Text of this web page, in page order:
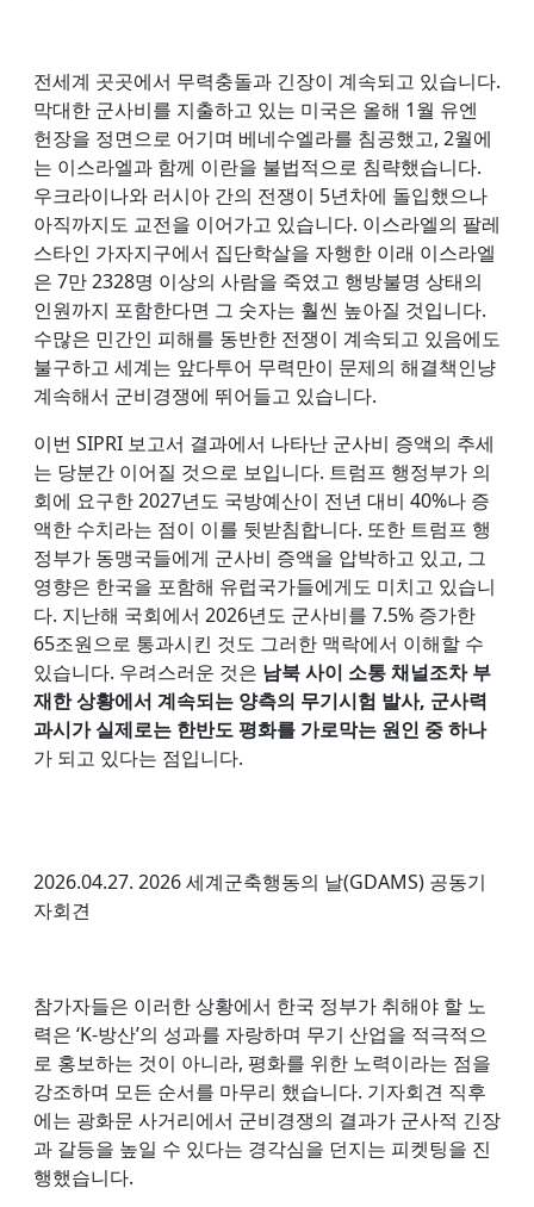
전세계 곳곳에서 무력충돌과 긴장이 계속되고 있습니다.
막대한 군사비를 지출하고 있는 미국은 올해 1월 유엔
헌장을 정면으로 어기며 베네수엘라를 침공했고, 2월에
는 이스라엘과 함께 이란을 불법적으로 침략했습니다.
우크라이나와 러시아 간의 전쟁이 5년차에 돌입했으나
아직까지도 교전을 이어가고 있습니다. 이스라엘의 팔레
스타인 가자지구에서 집단학살을 자행한 이래 이스라엘
은 7만 2328명 이상의 사람을 죽였고 행방불명 상태의
인원까지 포함한다면 그 숫자는 훨씬 높아질 것입니다.
수많은 민간인 피해를 동반한 전쟁이 계속되고 있음에도
불구하고 세계는 앞다투어 무력만이 문제의 해결책인냥
계속해서 군비경쟁에 뛰어들고 있습니다.
이번 SIPRI 보고서 결과에서 나타난 군사비 증액의 추세
는 당분간 이어질 것으로 보입니다. 트럼프 행정부가 의
회에 요구한 2027년도 국방예산이 전년 대비 40%나 증
액한 수치라는 점이 이를 뒷받침합니다. 또한 트럼프 행
정부가 동맹국들에게 군사비 증액을 압박하고 있고, 그
영향은 한국을 포함해 유럽국가들에게도 미치고 있습니
다. 지난해 국회에서 2026년도 군사비를 7.5% 증가한
65조원으로 통과시킨 것도 그러한 맥락에서 이해할 수
있습니다. 우려스러운 것은 남북 사이 소통 채널조차 부
재한 상황에서 계속되는 양측의 무기시험 발사, 군사력
과시가 실제로는 한반도 평화를 가로막는 원인 중 하나
가 되고 있다는 점입니다.
2026.04.27. 2026 세계군축행동의 날(GDAMS) 공동기
자회견
참가자들은 이러한 상황에서 한국 정부가 취해야 할 노
력은 ‘K-방산’의 성과를 자랑하며 무기 산업을 적극적으
로 홍보하는 것이 아니라, 평화를 위한 노력이라는 점을
강조하며 모든 순서를 마무리 했습니다. 기자회견 직후
에는 광화문 사거리에서 군비경쟁의 결과가 군사적 긴장
과 갈등을 높일 수 있다는 경각심을 던지는 피켓팅을 진
행했습니다.